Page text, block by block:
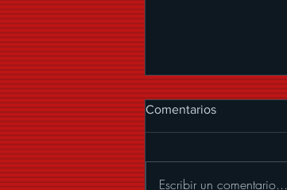
Comentarios
Escribir un comentario...